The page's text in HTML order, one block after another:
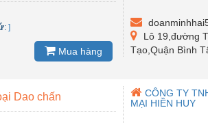
:]
Mua hàng
Lô 19,đường
Tạo,Quận Bình
Dao chấn
CÔNG TY
MẠI HIỀN HUY